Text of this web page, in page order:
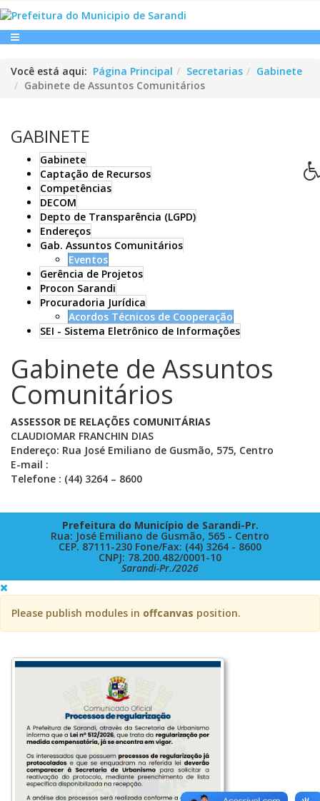
Você está aqui: Página Principal Secretarias
Gabinete
Gabinete de Assuntos Comunitários
GABINETE
Gabinete
Captação de Recursos
Competências
DECOM
Depto de Transparência (LGPD)
Endereços
Gab. Assuntos Comunitários
Eventos
Gerência de Projetos
Procon Sarandi
Procuradoria Jurídica
Acordos Técnicos de Cooperação
SEI - Sistema Eletrônico de Informações
Gabinete de Assuntos
Comunitários
ASSESSOR DE RELAÇÕES COMUNITÁRIAS
CLAUDIOMAR FRANCHIN DIAS
Endereço: Rua José Emiliano de Gusmão, 575, Centro
E-mail :
Telefone : (44) 3264 – 8600
Prefeitura do Município de Sarandi-Pr.
Rua: José Emiliano de Gusmão, 565 - Centro
CEP. 87111-230 Fone/Fax: (44) 3264 - 8600
CNPJ: 78.200.482/0001-10
Sarandi-Pr./2026
Please publish modules in offcanvas position.